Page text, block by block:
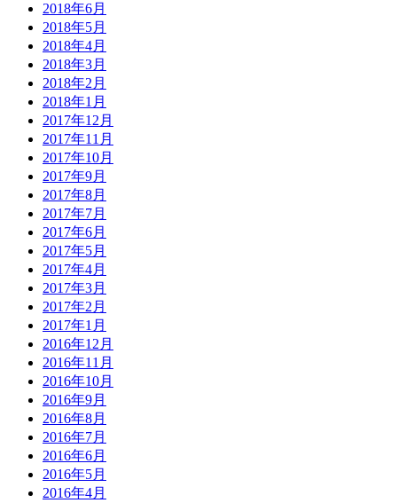
2018年6月
2018年5月
2018年4月
2018年3月
2018年2月
2018年1月
2017年12月
2017年11月
2017年10月
2017年9月
2017年8月
2017年7月
2017年6月
2017年5月
2017年4月
2017年3月
2017年2月
2017年1月
2016年12月
2016年11月
2016年10月
2016年9月
2016年8月
2016年7月
2016年6月
2016年5月
2016年4月